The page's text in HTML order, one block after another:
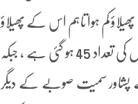
کم ہوا تاہم اس کے پھیلاؤ
کے خطرات مزید بڑھ گئے ہیں ، خیبرپختونخوا میں کورونا وائرس سے مرنے والوں کی تعداد 45 ہو گئی ہے ، جبکہ
حکومت نے پشاور سمیت صوبے کے دیگر